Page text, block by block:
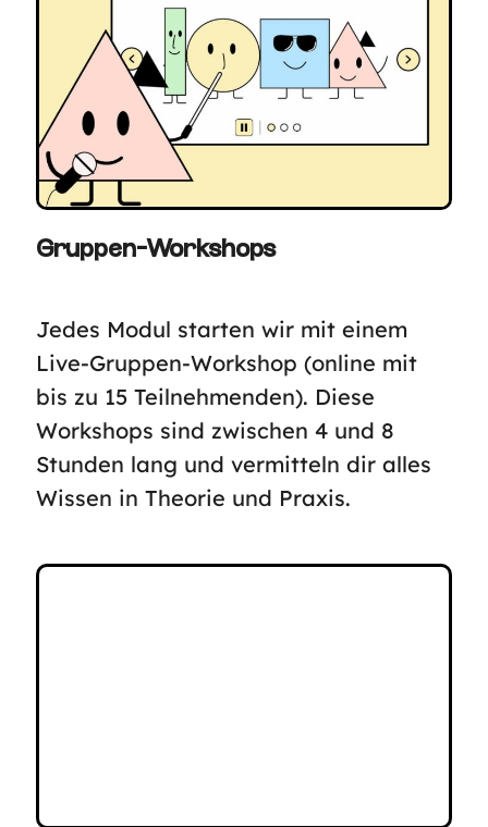
Gruppen-Workshops
Jedes Modul starten wir mit einem
Live-Gruppen-Workshop (online mit
bis zu 15 Teilnehmenden). Diese
Workshops sind zwischen 4 und 8
Stunden lang und vermitteln dir alles
Wissen in Theorie und Praxis.